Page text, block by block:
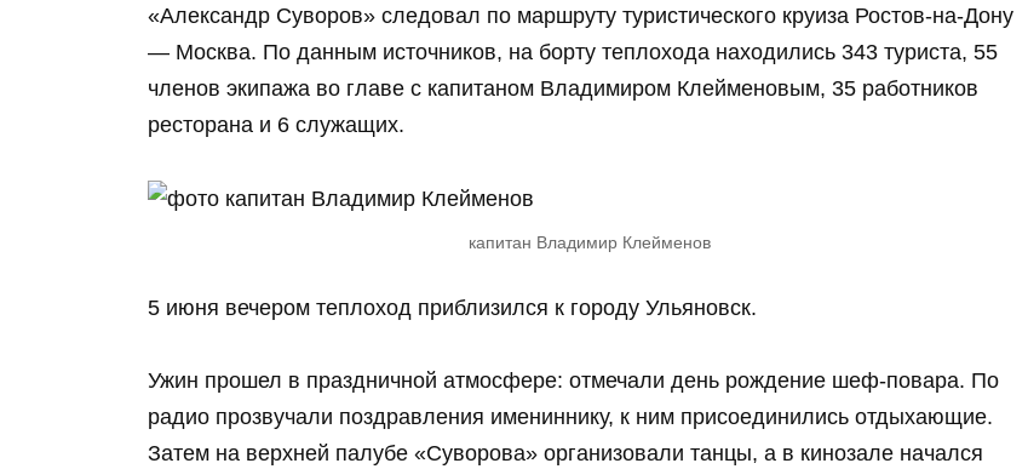
«Александр Суворов» следовал по маршруту туристического круиза Ростов-на-Дону
— Москва. По данным источников, на борту теплохода находились 343 туриста, 55
членов экипажа во главе с капитаном Владимиром Клейменовым, 35 работников
ресторана и 6 служащих.
капитан Владимир Клейменов
5 июня вечером теплоход приблизился к городу Ульяновск.
Ужин прошел в праздничной атмосфере: отмечали день рождение шеф-повара. По
радио прозвучали поздравления имениннику, к ним присоединились отдыхающие.
Затем на верхней палубе «Суворова» организовали танцы, а в кинозале начался